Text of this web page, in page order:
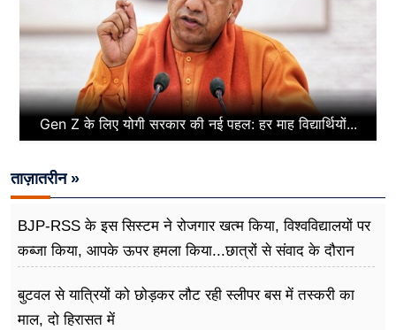
Gen Z के लिए योगी सरकार की नई पहल: हर माह विद्यार्थियों...
ताज़ातरीन »
BJP-RSS के इस सिस्टम ने रोजगार खत्म किया, विश्वविद्यालयों पर
कब्जा किया, आपके ऊपर हमला किया...छात्रों से संवाद के दौरान
बुटवल से यात्रियों को छोड़कर लौट रही स्लीपर बस में तस्करी का
माल, दो हिरासत में